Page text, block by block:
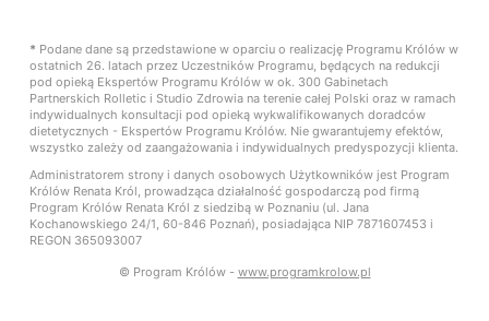
* Podane dane są przedstawione w oparciu o realizację Programu Królów w
ostatnich 26. latach przez Uczestników Programu, będących na redukcji
pod opieką Ekspertów Programu Królów w ok. 300 Gabinetach
Partnerskich Rolletic i Studio Zdrowia na terenie całej Polski oraz w ramach
indywidualnych konsultacji pod opieką wykwalifikowanych doradców
dietetycznych - Ekspertów Programu Królów. Nie gwarantujemy efektów,
wszystko zależy od zaangażowania i indywidualnych predyspozycji klienta.
Administratorem strony i danych osobowych Użytkowników jest Program
Królów Renata Król, prowadząca działalność gospodarczą pod firmą
Program Królów Renata Król z siedzibą w Poznaniu (ul. Jana
Kochanowskiego 24/1, 60-846 Poznań), posiadająca NIP 7871607453 i
REGON 365093007
© Program Królów - www.programkrolow.pl